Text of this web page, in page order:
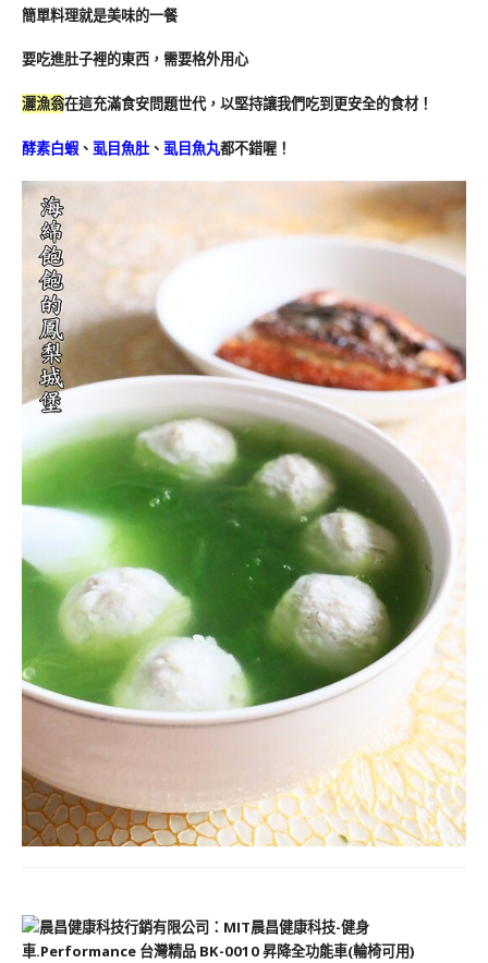
簡單料理就是美味的一餐
要吃進肚子裡的東西，需要格外用心
灑漁翁在這充滿食安問題世代，以堅持讓我們吃到更安全的食材！
酵素白蝦 、 虱目魚肚 、 虱目魚丸都不錯喔！